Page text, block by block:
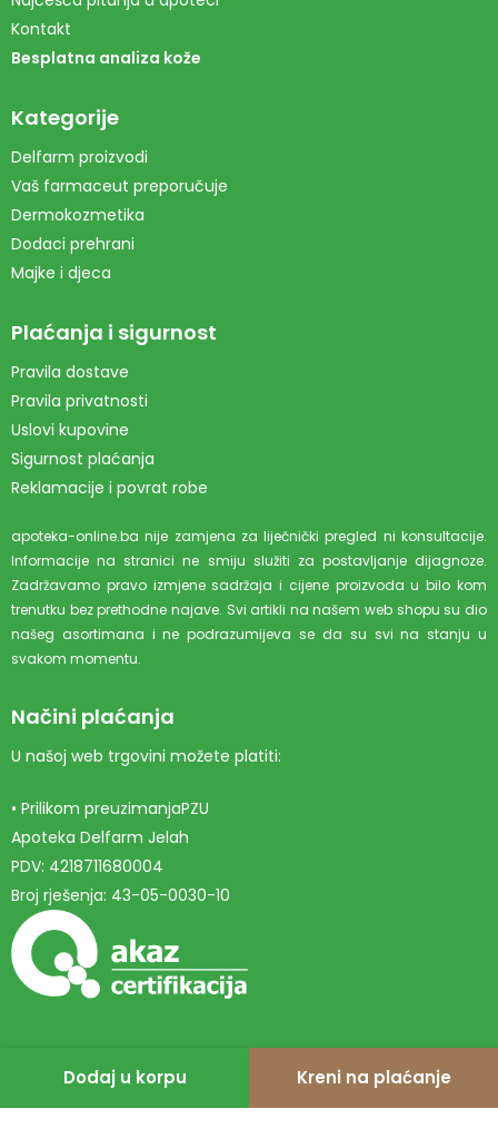
Dodaj u korpu Kreni na plaćanje
Kontakt
Besplatna analiza kože
Kategorije
Delfarm proizvodi
Vaš farmaceut preporučuje
Dermokozmetika
Dodaci prehrani
Majke i djeca
Plaćanja i sigurnost
Pravila dostave
Pravila privatnosti
Uslovi kupovine
Sigurnost plaćanja
Reklamacije i povrat robe
apoteka-online.ba nije zamjena za liječnički pregled ni konsultacije.
Informacije na stranici ne smiju služiti za postavljanje dijagnoze.
Zadržavamo pravo izmjene sadržaja i cijene proizvoda u bilo kom
trenutku bez prethodne najave. Svi artikli na našem web shopu su dio
našeg asortimana i ne podrazumijeva se da su svi na stanju u
svakom momentu.
Načini plaćanja
U našoj web trgovini možete platiti:
• Prilikom preuzimanjaPZU
Apoteka Delfarm Jelah
PDV: 4218711680004
Broj rješenja: 43-05-0030-10